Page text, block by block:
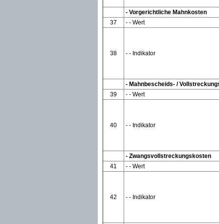
- Vorgerichtliche Mahnkosten
37
- - Wert
38 - - Indikator
- Mahnbescheids- /
39
- - Wert
40 - - Indikator
- Zwangsvollstreckungskosten
41
- - Wert
42 - - Indikator